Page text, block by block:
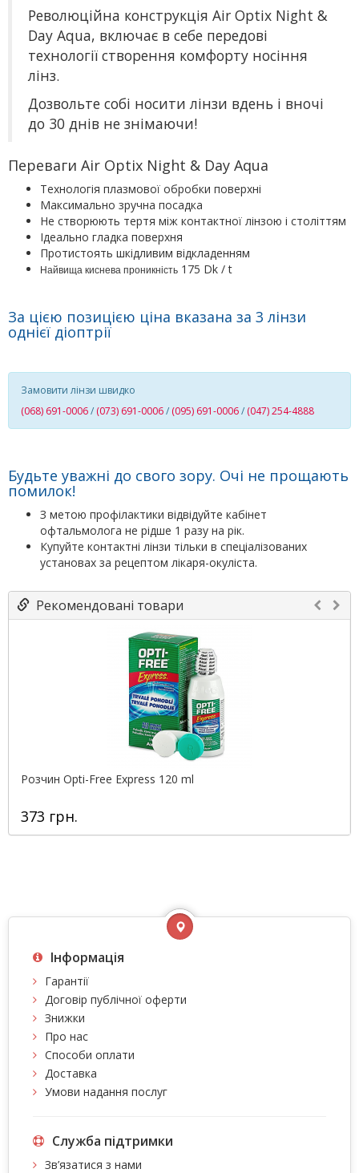
Революційна конструкція Air Optix Night &
Day Aqua, включає в себе передові
технології створення комфорту носіння
лінз.
Дозвольте собі носити лінзи вдень і вночі
до 30 днів не знімаючи!
Переваги Air Optix Night & Day Aqua
Технологія плазмової обробки поверхні
Максимально зручна посадка
Не створюють тертя між контактної лінзою і століттям
Ідеально гладка поверхня
Протистоять шкідливим відкладенням
Найвища киснева проникність 175 Dk / t
За цією позицією ціна вказана за 3 лінзи
однієї діоптрії
Замовити лінзи швидко
(068) 691-0006/ (073) 691-0006/ (095) 691-0006/ (047) 254-4888
Будьте уважні до свого зору. Очі не прощають
помилок!
З метою профілактики відвідуйте кабінет
офтальмолога не рідше 1 разу на рік.
Купуйте контактні лінзи тільки в спеціалізованих
установах за рецептом лікаря-окуліста.
Рекомендовані товари
Розчин Opti-Free Express 120 ml
373 грн.
Інформація
Гарантії
Договір публічної оферти
Знижки
Про нас
Способи оплати
Доставка
Умови надання послуг
Служба підтримки
Зв’язатися з нами